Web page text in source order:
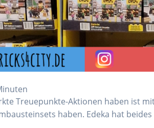
Treuepunkte-Aktionen haben ist
haben. Edeka hat